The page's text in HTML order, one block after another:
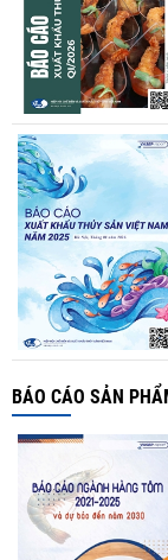
BÁO CÁO SẢN